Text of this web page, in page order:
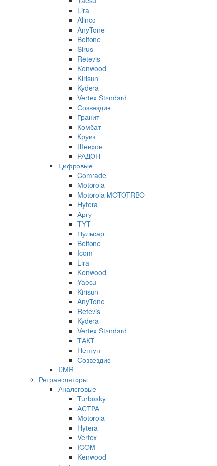
Lira
Alinco
AnyTone
Belfone
Sirus
Retevis
Kenwood
Kirisun
Kydera
Vertex Standard
Созвездие
Гранит
Комбат
Круиз
Шеврон
РАДОН
Цифровые
Comrade
Motorola
Motorola MOTOTRBO
Hytera
Аргут
TYT
Пульсар
Belfone
Icom
Lira
Kenwood
Yaesu
Kirisun
AnyTone
Retevis
Kydera
Vertex Standard
ТАКТ
Нептун
Созвездие
DMR
Ретрансляторы
Аналоговые
Turbosky
АСТРА
Motorola
Hytera
Vertex
ICOM
Kenwood